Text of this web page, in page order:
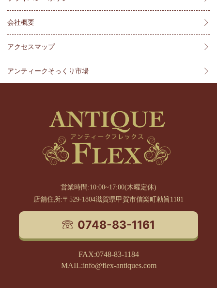
会社概要
アクセスマップ
アンティークそっくり市場
営業時間:10:00~17:00(木曜定休)
店舗住所:〒529-1804滋賀県甲賀市信楽町勅旨1181
0748-83-1161
FAX:0748-83-1184
MAIL:info@flex-antiques.com